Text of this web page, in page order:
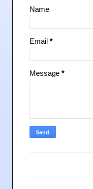
Name
Email *
Message *